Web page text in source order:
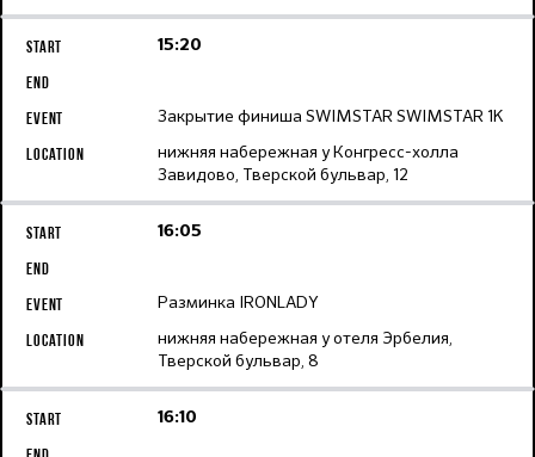
15:20
Закрытие финиша SWIMSTAR SWIMSTAR 1K
нижняя набережная у Конгресс-холла
Завидово, Тверской бульвар, 12
16:05
Разминка IRONLADY
нижняя набережная у отеля Эрбелия,
Тверской бульвар, 8
16:10